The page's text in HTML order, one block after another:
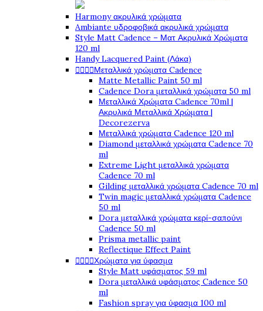
Harmony ακρυλικά χρώματα
Ambiante υδροφοβικά ακρυλικά χρώματα
Style Matt Cadence – Ματ Ακρυλικά Χρώματα
120 ml
Handy Lacquered Paint (Λάκα)
Μεταλλικά χρώματα Cadence
Matte Metallic Paint 50 ml
Cadence Dora μεταλλικά χρώματα 50 ml
Μεταλλικά Χρώματα Cadence 70ml |
Ακρυλικά Μεταλλικά Χρώματα |
Decorezerva
Μεταλλικά χρώματα Cadence 120 ml
Diamond μεταλλικά χρώματα Cadence 70
ml
Extreme Light μεταλλικά χρώματα
Cadence 70 ml
Gilding μεταλλικά χρώματα Cadence 70 ml
Twin magic μεταλλικά χρώματα Cadence
50 ml
Dora μεταλλικά χρώματα κερί-σαπούνι
Cadence 50 ml
Prisma metallic paint
Reflectique Effect Paint
Χρώματα για ύφασμα
Style Matt υφάσματος 59 ml
Dora μεταλλικά υφάσματος Cadence 50
ml
Fashion spray για ύφασμα 100 ml